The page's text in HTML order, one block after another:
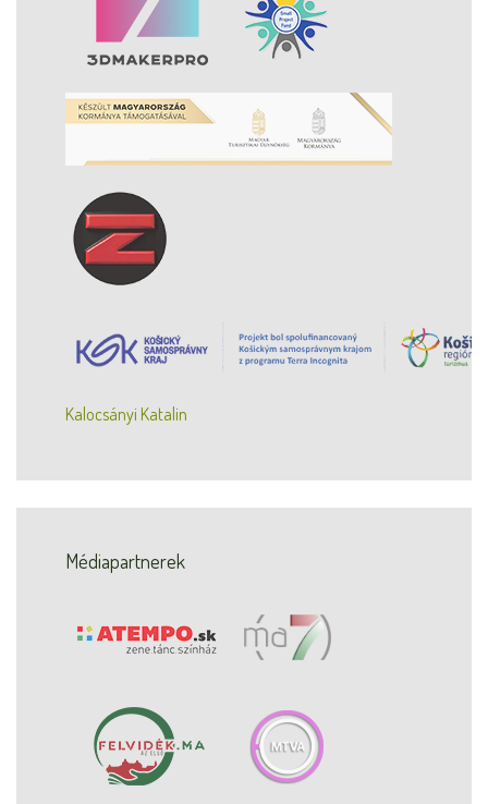
Kalocsányi Katalin
Médiapartnerek